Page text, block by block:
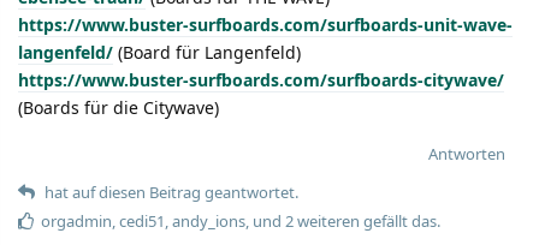
https://www.buster-surfboards.com/surfboards-unit-wave-
langenfeld/ (Board für Langenfeld)
https://www.buster-surfboards.com/surfboards-citywave/
(Boards für die Citywave)
Antworten
hat auf diesen Beitrag geantwortet.
orgadmin,cedi51,andy_ions, und 2weiteren gefällt das.